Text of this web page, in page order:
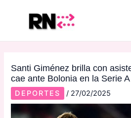
Santi Giménez brilla con
cae ante Bolonia en la Serie A
DEPORTES / 27/02/2025
navigation